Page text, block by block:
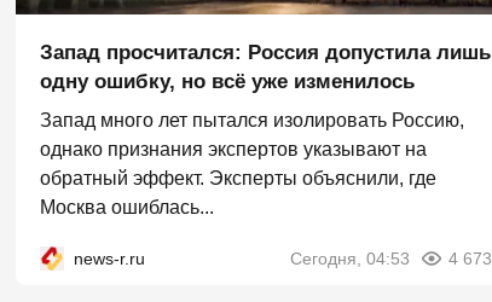
Запад просчитался: Россия допустила лишь
одну ошибку, но всё уже изменилось
Запад много лет пытался изолировать Россию,
однако признания экспертов указывают на
обратный эффект. Эксперты объяснили, где
Москва ошиблась...
news-r.ru Сегодня, 04:53 4 673